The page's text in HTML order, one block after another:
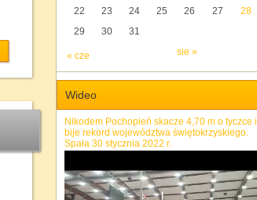
« cze sie »
22
23 24 25 26 27
28
29
30 31
Wideo
Nikodem Pochopień skacze 4,70 m o tyczce i
bije rekord województwa świętokrzyskiego.
Spała 30 stycznia 2022 r.